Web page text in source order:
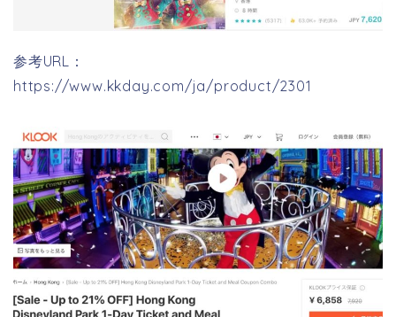
参考URL：
https://www.kkday.com/ja/product/2301